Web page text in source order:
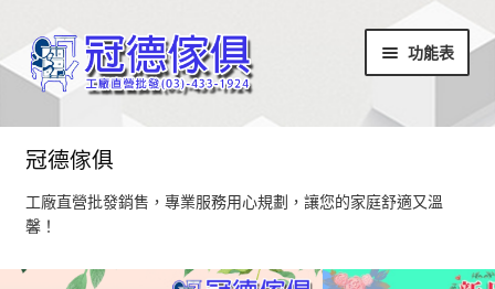
略
過
導
覽
跳
至
內
容
功能表
首頁
冠德傢俱
工廠直營批發銷售，專業服務用心規劃，讓您的家庭舒適又溫
馨！